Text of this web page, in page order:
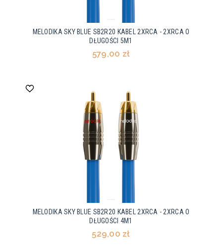
MELODIKA SKY BLUE SB2R20 KABEL 2XRCA - 2XRCA O
DŁUGOŚCI 5M1
579,00 zł
MELODIKA SKY BLUE SB2R20 KABEL 2XRCA - 2XRCA O
DŁUGOŚCI 4M1
529,00 zł